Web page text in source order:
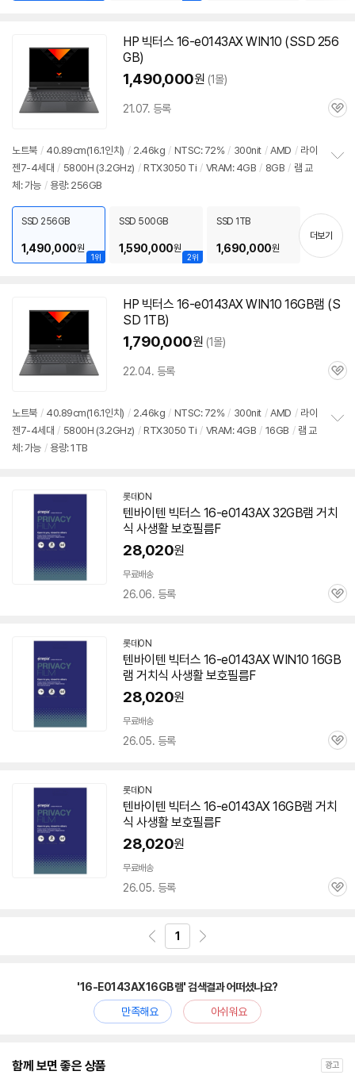
HP 빅터스 16-e0143AX WIN10 (SSD 256
GB)
1,490,000원 (1몰)
21.07. 등록
관
노트북 / 40.89cm(16.1인치) / 2.46kg / NTSC: 72% / 300nit / AMD / 라이
젠7-4세대 / 5800H (3.2GHz) / RTX3050 Ti / VRAM: 4GB / 8GB / 램 교
체: 가능 / 용량: 256GB
기
1위
SSD 256GB
1,490,000원
2위
SSD 500GB
1,590,000원
SSD 1TB
1,690,000원
더보기
HP 빅터스 16-e0143AX WIN10 16GB램 (S
SD 1TB)
1,790,000원 (1몰)
22.04. 등록
관
노트북 / 40.89cm(16.1인치) / 2.46kg / NTSC: 72% / 300nit / AMD / 라이
젠7-4세대 / 5800H (3.2GHz) / RTX3050 Ti / VRAM: 4GB / 16GB / 램 교
체: 가능 / 용량: 1TB
롯데ON
텐바이텐 빅터스 16-e0143AX 32GB램 거치
식 사생활 보호필름F
28,020원
무료배송
26.06. 등록
관
롯데ON
텐바이텐 빅터스 16-e0143AX WIN10 16GB
램 거치식 사생활 보호필름F
28,020원
무료배송
26.05. 등록
관
롯데ON
텐바이텐 빅터스 16-e0143AX 16GB램 거치
식 사생활 보호필름F
28,020원
무료배송
26.05. 등록
관
1
'16-E0143AX16GB램' 검색결과 어떠셨나요?
만족해요
아쉬워요
함께 보면 좋은 상품 광고